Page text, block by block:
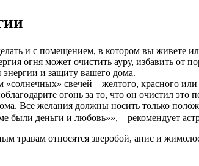
и с помещением, в котором вы живете
огня может очистить ауру, избавить от
энергии и защиту вашего дома.
свечей – желтого, красного
огонь за то, что он очистил
Все желания должны носить только
деньги и любовь»», – рекомендует
относятся зверобой, анис и